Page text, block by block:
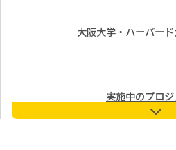
大阪大学・ハーバー
実施中のプロ
大阪大学及び文学研究科における